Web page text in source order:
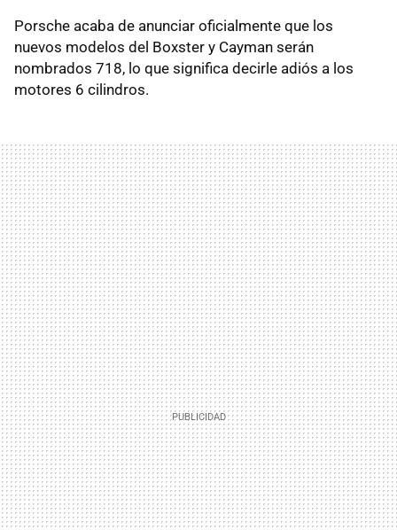
Porsche acaba de anunciar oficialmente que los
nuevos modelos del Boxster y Cayman serán
nombrados 718, lo que significa decirle adiós a los
motores 6 cilindros.